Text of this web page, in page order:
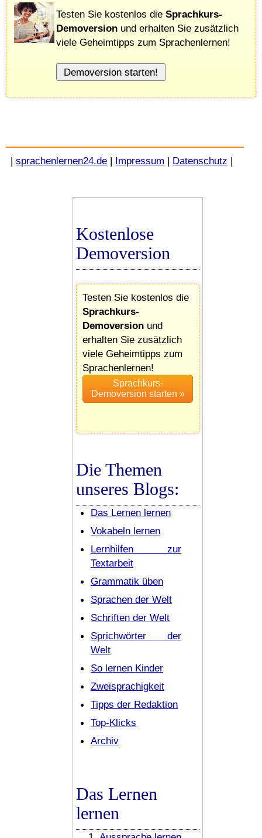
Testen Sie kostenlos die Sprachkurs-
Demoversion und erhalten Sie zusätzlich
viele Geheimtipps zum Sprachenlernen!
|sprachenlernen24.de | Impressum | Datenschutz |
Kostenlose
Demoversion
Testen Sie kostenlos die
Sprachkurs-
Demoversion und
erhalten Sie zusätzlich
viele Geheimtipps zum
Sprachenlernen!
Die Themen
unseres Blogs:
Das Lernen lernen
Vokabeln lernen
Lernhilfen zur
Textarbeit
Grammatik üben
Sprachen der Welt
Schriften der Welt
Sprichwörter der
Welt
So lernen Kinder
Zweisprachigkeit
Tipps der Redaktion
Top-Klicks
Archiv
Das Lernen
lernen